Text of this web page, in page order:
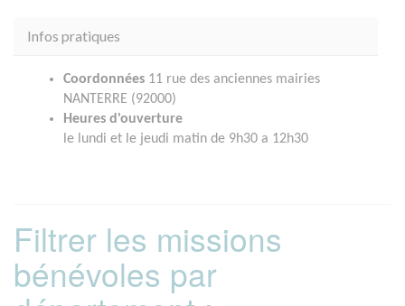
Infos pratiques
Coordonnées 11 rue des anciennes mairies
NANTERRE (92000)
Heures d'ouverture
le lundi et le jeudi matin de 9h30 a 12h30
Filtrer les missions
bénévoles par